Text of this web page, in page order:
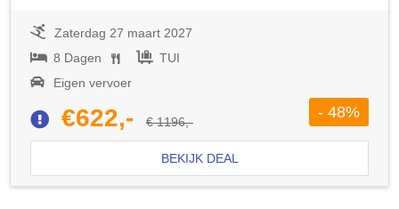
Zaterdag 27 maart 2027
8 Dagen
TUI
Eigen vervoer
€622,- € 1196,-
- 48%
BEKIJK DEAL